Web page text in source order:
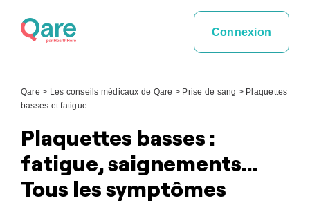
Connexion
Qare > Les conseils médicaux de Qare > Prise de sang > Plaquettes
basses et fatigue
Plaquettes basses :
fatigue, saignements…
Tous les symptômes